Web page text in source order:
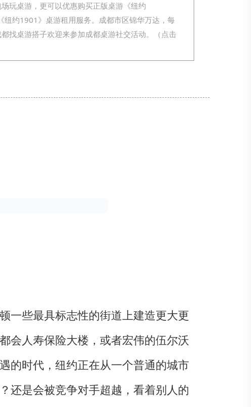
玩桌游，更可以优惠购买正版桌游《纽约
纽约1901》桌游租用服务。成都市区锦华万达，每
找桌游搭子欢迎来参加成都桌游社交活动。（点击
一些最具标志性的街道上建造更大更
会人寿保险大楼，或者宏伟的伍尔沃
的时代，纽约正在从一个普通的城市
还是会被竞争对手超越，看着别人的